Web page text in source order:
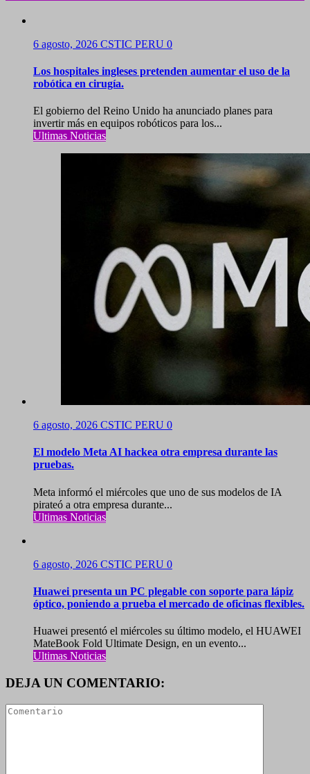
6 agosto, 2026 CSTIC PERU 0
Los hospitales ingleses pretenden aumentar el uso de la
robótica en cirugía.
El gobierno del Reino Unido ha anunciado planes para
invertir más en equipos robóticos para los...
Ultimas Noticias
6 agosto, 2026 CSTIC PERU 0
El modelo Meta AI hackea otra empresa durante las
pruebas.
Meta informó el miércoles que uno de sus modelos de IA
pirateó a otra empresa durante...
Ultimas Noticias
6 agosto, 2026 CSTIC PERU 0
Huawei presenta un PC plegable con soporte para lápiz
óptico, poniendo a prueba el mercado de oficinas flexibles.
Huawei presentó el miércoles su último modelo, el HUAWEI
MateBook Fold Ultimate Design, en un evento...
Ultimas Noticias
DEJA UN COMENTARIO: